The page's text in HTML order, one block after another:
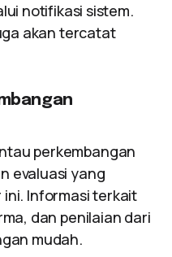
notifikasi sistem.
akan tercatat
perkembangan
evaluasi yang
Informasi terkait
dan penilaian dari
mudah.